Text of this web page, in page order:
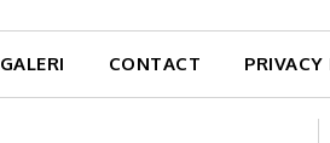
GALERI CONTACT